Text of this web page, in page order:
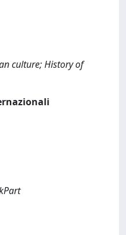
culture; History of